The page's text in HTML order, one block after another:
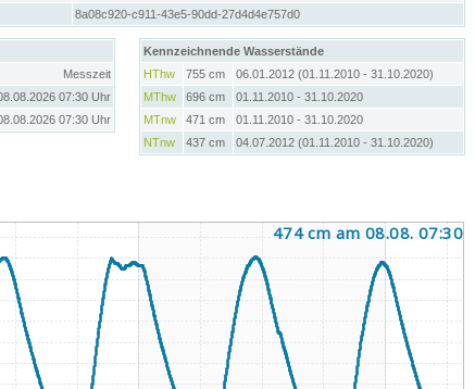
8a08c920-c911-43e5-90dd-27d4d4e757d0
Messzeit
07:30 Uhr
07:30 Uhr
Kennzeichnende Wasserstände
HThw
755 cm
06.01.2012 (01.11.2010 - 31.10.2020)
MThw
696 cm
01.11.2010 - 31.10.2020
MTnw
471 cm
01.11.2010 - 31.10.2020
NTnw
437 cm 04.07.2012 (01.11.2010 - 31.10.2020)